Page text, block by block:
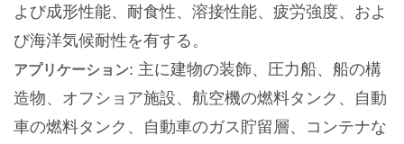
よび成形性能、耐食性、溶接性能、疲労強度、およ
び海洋気候耐性を有する。
アプリケーション: 主に建物の装飾、圧力船、船の構
造物、オフショア施設、航空機の燃料タンク、自動
車の燃料タンク、自動車のガス貯留層、コンテナな